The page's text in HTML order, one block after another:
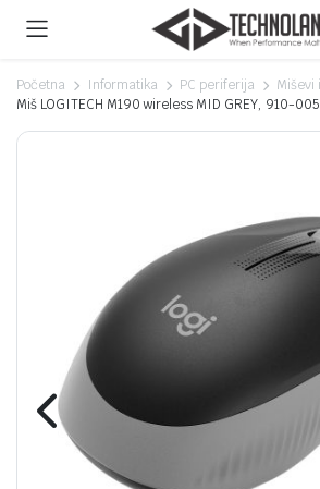
Početna Informatika PC periferija
Miševi
Miš LOGITECH M190 wireless MID GREY, 910-